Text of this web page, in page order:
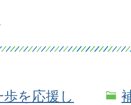
を応援し